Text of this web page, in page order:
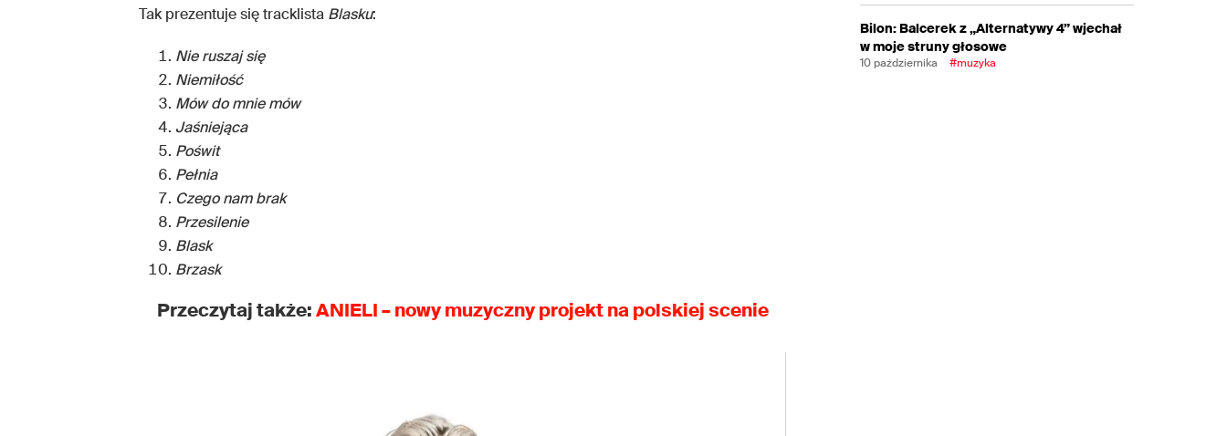
Tak prezentuje się tracklista Blasku:
Nie ruszaj się
Niemiłość
Mów do mnie mów
Jaśniejąca
Poświt
Pełnia
Czego nam brak
Przesilenie
Blask
Brzask
Przeczytaj także:ANIELI – nowy muzyczny projekt na polskiej scenie
Bilon: Balcerek z „Alternatywy 4” wjechał
w moje struny głosowe
10 października #muzyka